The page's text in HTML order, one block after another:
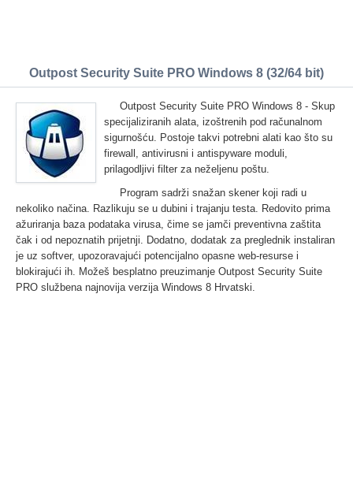
Outpost Security Suite PRO Windows 8 (32/64 bit)
Outpost Security Suite PRO Windows 8 - Skup
specijaliziranih alata, izoštrenih pod računalnom
sigurnošću. Postoje takvi potrebni alati kao što su
firewall, antivirusni i antispyware moduli,
prilagodljivi filter za neželjenu poštu.
Program sadrži snažan skener koji radi u
nekoliko načina. Razlikuju se u dubini i trajanju testa. Redovito prima
ažuriranja baza podataka virusa, čime se jamči preventivna zaštita
čak i od nepoznatih prijetnji. Dodatno, dodatak za preglednik instaliran
je uz softver, upozoravajući potencijalno opasne web-resurse i
blokirajući ih. Možeš besplatno preuzimanje Outpost Security Suite
PRO službena najnovija verzija Windows 8 Hrvatski.